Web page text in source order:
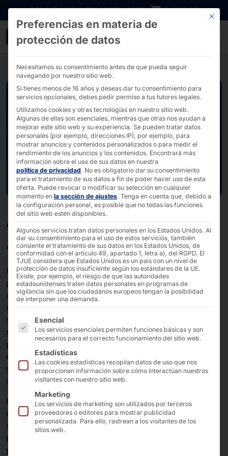
Ir directamente al contenido
DESCARGASINVERSORESCARRERA B2B SHOP
Inteligencia artificial -
ACELERE SU ÉXITO
AKHET KI
Procesos de producción inteligentes, los ciclos de
producción más rápidos, decisiones empresariales
asistidas por máquinas, aceleración del trabajo
rutinario, supervisión automatizada de plantas o
sistemas de tráfico, transporte autónomo de
mercancías, optimización automática de precios,
planificación de mercancías y prevención del fraude:
estos pocos casos prácticos de uso en organizaciones
y empresas demuestran claramente el potencial de la
inteligencia artificial (IA) para el futuro.
El camino hacia el apoyo digital e inteligente a la toma
de decisiones requiere, entre otras cosas, cantidades
suficientemente grandes de datos y, por supuesto
procesadores de alto rendimiento disponibles que
pueden procesar en paralelo la mayor cantidad de
Este
Preferencias en materia de
protección de datos
Necesitamos su consentimiento antes de que pueda seguir
navegando por nuestro sitio web.
Si tienes menos de 16 años y deseas dar tu consentimiento para
servicios opcionales, debes pedir permiso a tus tutores legales.
Utilizamos cookies y otras tecnologías en nuestro sitio web.
Algunas de ellas son esenciales, mientras que otras nos ayudan a
mejorar este sitio web y su experiencia. Se pueden tratar datos
personales (por ejemplo, direcciones IP), por ejemplo, para
mostrar anuncios y contenidos personalizados o para medir el
rendimiento de los anuncios y los contenidos. Encontrará más
información sobre el uso de sus datos en nuestra
política de privacidad. No es obligatorio dar su consentimiento
para el tratamiento de sus datos a fin de poder hacer uso de esta
oferta. Puede revocar o modificar su selección en cualquier
momento en la sección de ajustes. Tenga en cuenta que, debido a
la configuración personal, es posible que no todas las funciones
del sitio web estén disponibles.
Algunos servicios tratan datos personales en los Estados Unidos. Al
dar su consentimiento para el uso de estos servicios, también
consiente el tratamiento de sus datos en los Estados Unidos, de
conformidad con el artículo 49, apartado 1, letra a), del RGPD. El
TJUE considera que Estados Unidos es un país con un nivel de
protección de datos insuficiente según los estándares de la UE.
Existe, por ejemplo, el riesgo de que las autoridades
estadounidenses traten datos personales en programas de
vigilancia sin que los ciudadanos europeos tengan la posibilidad
de interponer una demanda.
A continuación se enumeran los grupos de servicios
Esencial
Los servicios esenciales permiten funciones básicas y son
necesarios para el correcto funcionamiento del sitio web.
Estadísticas
Las cookies estadísticas recopilan datos de uso que nos
proporcionan información sobre cómo interactúan nuestros
visitantes con nuestro sitio web.
Marketing
Los servicios de marketing son utilizados por terceros
proveedores o editores para mostrar publicidad
personalizada. Para ello, rastrean a los visitantes de los
sitios web.